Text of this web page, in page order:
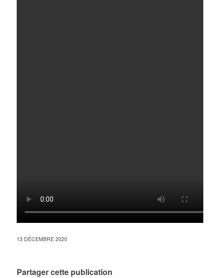
13 DÉCEMBRE 2020
Partager cette publication